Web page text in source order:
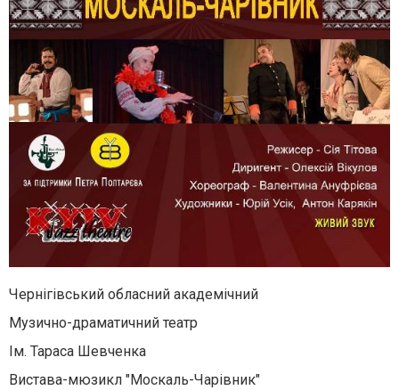
Чернігівський обласний академічний
Музично-драматичний театр
Ім. Тараса Шевченка
Вистава-мюзикл "Москаль-Чарівник"